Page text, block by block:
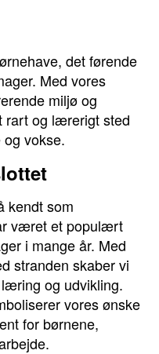
det førende
Med vores
miljø og
rart og lærerigt sted
vokse.
kendt som
været et populært
i mange år. Med
stranden skaber vi
og udvikling.
vores ønske
for børnene,